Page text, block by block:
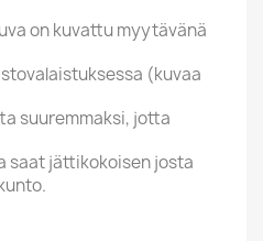
on kuvattu myytävänä
(kuvaa
suuremmaksi, jotta
saat jättikokoisen josta